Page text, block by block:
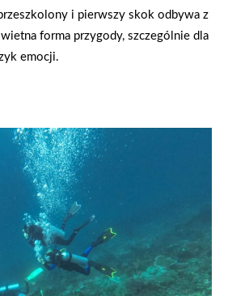
i pierwszy skok odbywa z
forma przygody, szczególnie dla
emocji.